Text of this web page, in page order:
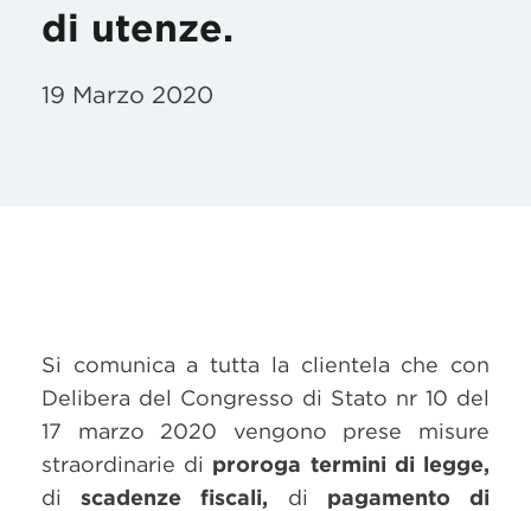
di utenze.
19 Marzo 2020
Si comunica a tutta la clientela che con
Delibera del Congresso di Stato nr 10 del
17 marzo 2020 vengono prese misure
straordinarie di proroga termini di legge,
di scadenze fiscali, di pagamento di